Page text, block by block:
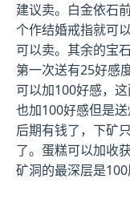
建议卖。白金依石
个作结婚戒指就可
可以卖。其余的宝
第一次送有25好感
可以加100好感，
也加100好感但是送
后期有钱了，下矿
了。蛋糕可以加收获
矿洞的最深层是100